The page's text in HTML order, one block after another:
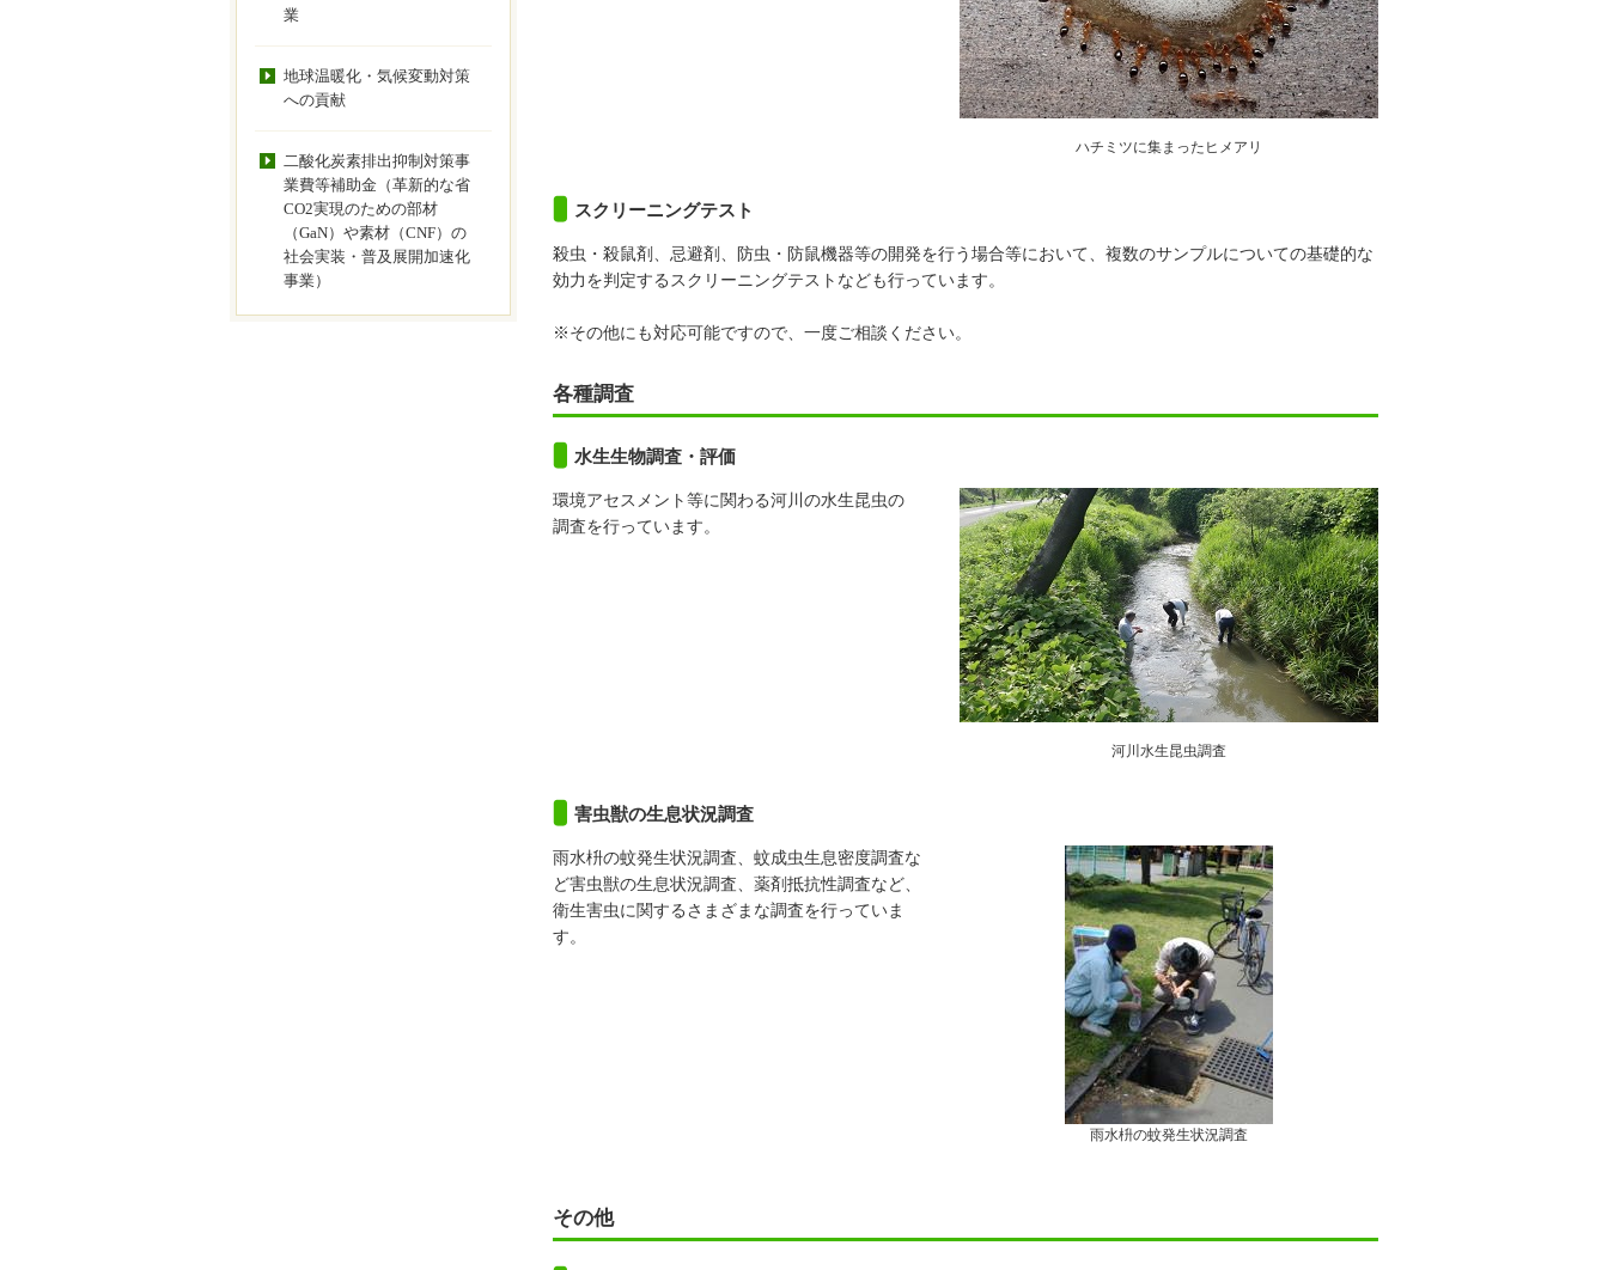
ハチミツに集まったヒメアリ
スクリーニングテスト
殺虫・殺鼠剤、忌避剤、防虫・防鼠機器等の開発を行う場合等において、複数のサンプルについての基礎的な
効力を判定するスクリーニングテストなども行っています。
※その他にも対応可能ですので、一度ご相談ください。
各種調査
水生生物調査・評価
環境アセスメント等に関わる河川の水生昆虫の
調査を行っています。
河川水生昆虫調査
害虫獣の生息状況調査
雨水枡の蚊発生状況調査、蚊成虫生息密度調査な
ど害虫獣の生息状況調査、薬剤抵抗性調査など、
衛生害虫に関するさまざまな調査を行っていま
す。
雨水枡の蚊発生状況調査
その他
業
地球温暖化・気候変動対策
への貢献
二酸化炭素排出抑制対策事
業費等補助金（革新的な省
CO2実現のための部材
（GaN）や素材（CNF）の
社会実装・普及展開加速化
事業）